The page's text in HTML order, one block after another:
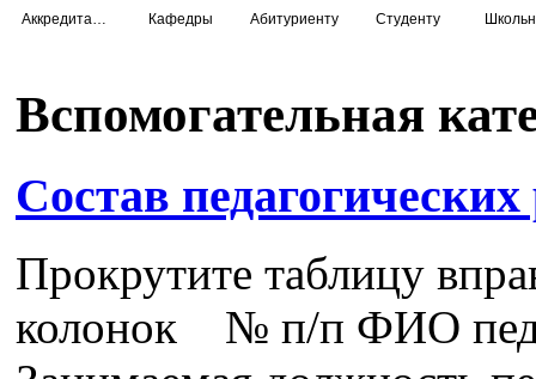
Кафедры Абитуриенту Студенту
Вспомогательная
Состав
Прокрутите таблицу
колонок № п/п ФИО